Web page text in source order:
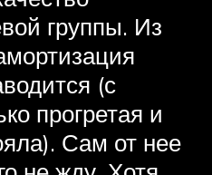
группы. Из
(с
прогретая и
Сам от нее